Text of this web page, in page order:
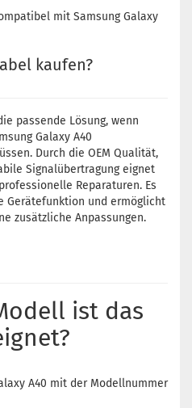
mit Samsung Galaxy
kaufen?
passende Lösung, wenn
Galaxy A40
Durch die OEM Qualität,
Signalübertragung eignet
Reparaturen. Es
Gerätefunktion und ermöglicht
zusätzliche Anpassungen.
ist das
A40 mit der Modellnummer